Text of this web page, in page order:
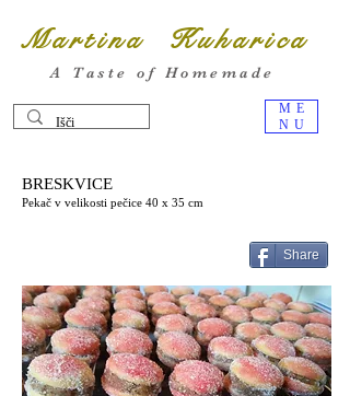
ME
NU
Martina Kuharica
A Taste of Homemade
BRESKVICE
Pekač v velikosti pečice 40 x 35 cm
Share